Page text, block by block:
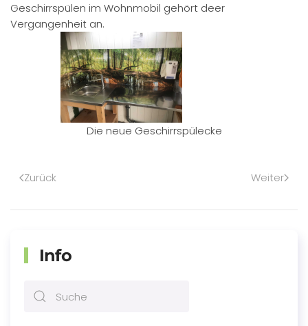
Geschirrspülen im Wohnmobil gehört deer
Vergangenheit an.
Die neue Geschirrspülecke
Zurück Weiter
Info